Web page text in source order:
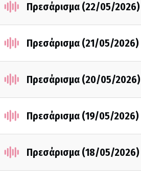
Πρεσάρισμα (22/05/2026)
Πρεσάρισμα (21/05/2026)
Πρεσάρισμα (20/05/2026)
Πρεσάρισμα (19/05/2026)
Πρεσάρισμα (18/05/2026)